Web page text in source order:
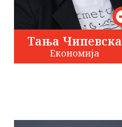
Тања Чипевска
Економија